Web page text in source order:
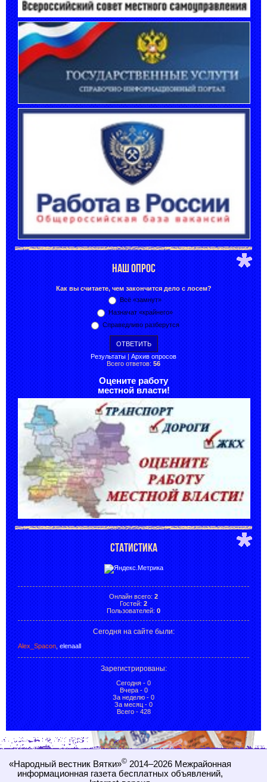
НАШ ОПРОС
Как вы считаете, чем закончится дело с лосем?
Всё «замнут»
Назначат «крайнего»
Справедливо разберутся
Результаты | Архив опросов
Всего ответов: 56
Оцените работу
местной власти!
СТАТИСТИКА
Онлайн всего: 2
Гостей: 2
Пользователей: 0
Сегодня на сайте были:
Alex_Spacon elenaall
Зарегистрированы:
Сегодня - 0
Вчера - 0
За неделю - 0
За месяц - 0
Всего - 428
«Народный вестник Вятки»©2014–2026 Межрайонная
информационная газета бесплатных объявлений,